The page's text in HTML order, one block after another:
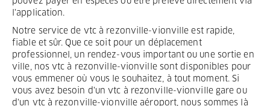
l'application.
Notre service de vtc à rezonville-vionville est rapide,
fiable et sûr. Que ce soit pour un déplacement
professionnel, un rendez-vous important ou une sortie en
ville, nos vtc à rezonville-vionville sont disponibles pour
vous emmener où vous le souhaitez, à tout moment. Si
vous avez besoin d'un vtc à rezonville-vionville gare ou
d'un vtc à rezonville-vionville aéroport, nous sommes là